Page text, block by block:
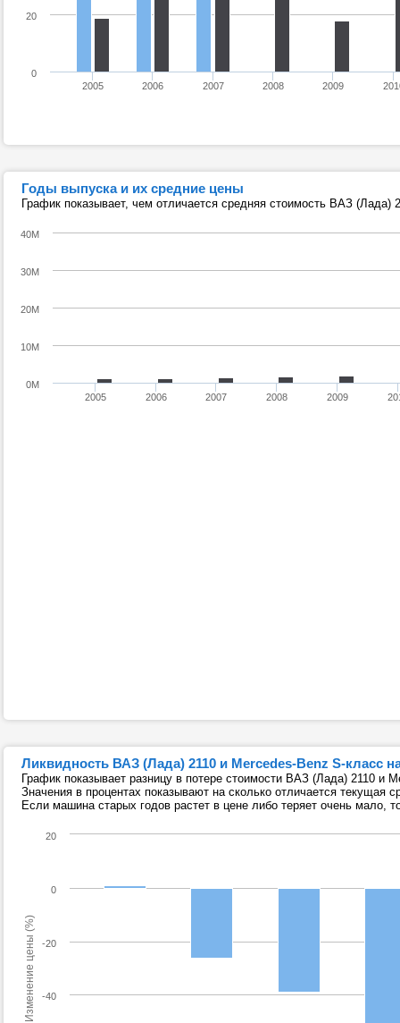
2005 2006 2007 2008 2009
0
20
Годы выпуска и их средние цены
График показывает, чем отличается средняя стоимость ВАЗ (Лада)
2005 2006 2007 2008 2009
0M
10M
20M
30M
40M
Ликвидность ВАЗ (Лада) 2110 и Mercedes-Benz S-класс
График показывает разницу в потере стоимости ВАЗ (Лада) 2110 и
Значения в процентах показывают на сколько отличается
Если машина старых годов растет в цене либо теряет очень мало,
Изменение цены (%) -40
-20
0
20